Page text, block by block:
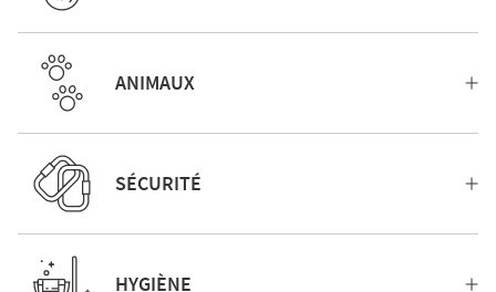
ANIMAUX
SÉCURITÉ
HYGIÈNE